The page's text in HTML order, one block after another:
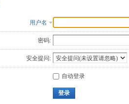
用户名
密码:
安全提问:
自动登录
登录